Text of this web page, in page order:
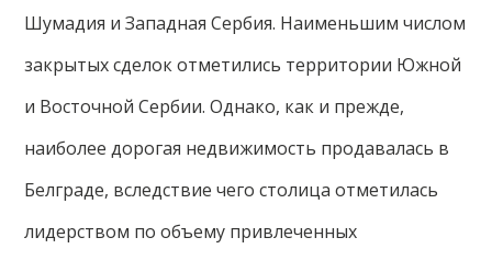
Шумадия и Западная Сербия. Наименьшим числом
закрытых сделок отметились территории Южной
и Восточной Сербии. Однако, как и прежде,
наиболее дорогая недвижимость продавалась в
Белграде, вследствие чего столица отметилась
лидерством по объему привлеченных